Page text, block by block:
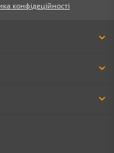
конфідеційності